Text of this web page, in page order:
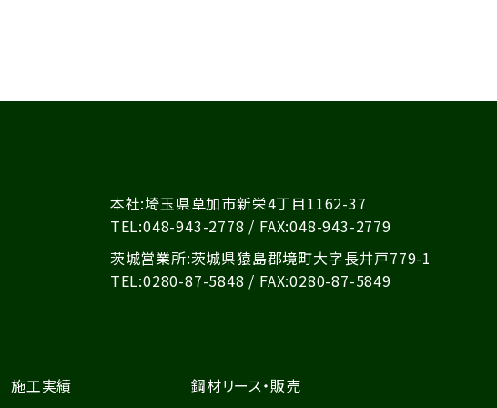
本社:埼玉県草加市新栄4丁目1162-37
TEL:048-943-2778 / FAX:048-943-2779
茨城営業所:茨城県猿島郡境町大字長井戸779-1
TEL:0280-87-5848 / FAX:0280-87-5849
施工実績 鋼材リース・販売